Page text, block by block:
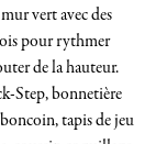
vert avec des
pour rythmer
de la hauteur.
Step, bonnetière
tapis de jeu